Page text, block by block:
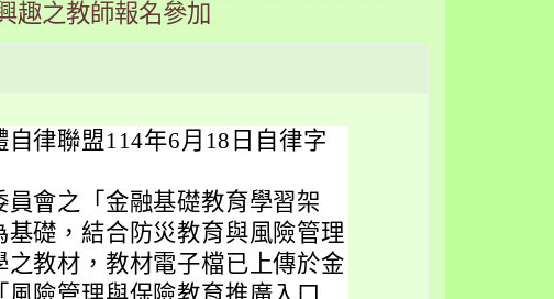
趣之教師報名參加
律聯盟114年6月18日自律字
會之「金融基礎教育學習架
礎，結合防災教育與風險管理
教材，教材電子檔已上傳於金